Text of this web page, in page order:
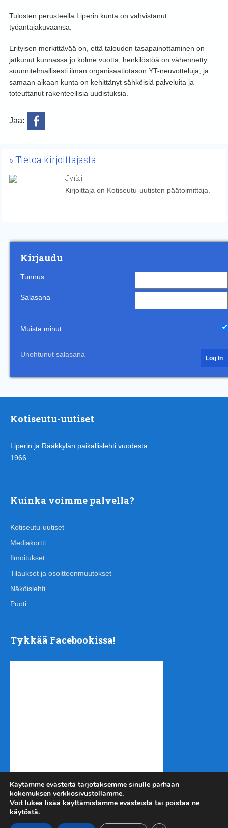
Tulosten perusteella Liperin kunta on vahvistanut
työantajakuvaansa.
Erityisen merkittävää on, että talouden tasapainottaminen on
jatkunut kunnassa jo kolme vuotta, henkilöstöä on vähennetty
suunnitelmallisesti ilman organisaatiotason YT-neuvotteluja, ja
samaan aikaan kunta on kehittänyt sähköisiä palveluita ja
toteuttanut rakenteellisia uudistuksia.
Jaa:
Tietoa kirjoittajasta
Jyrki
Kirjoittaja on Kotiseutu-uutisten päätoimittaja.
Kirjaudu
Tunnus
Salasana
Muista minut
Unohtunut salasana
Kotiseutu-uutiset
Liperin ja Rääkkylän paikallislehti vuodesta
1966.
Kuinka voimme palvella?
Kotiseutu-uutiset
Mediakortti
Ilmoitukset
Tilaukset ja osoitteenmuutokset
Näköislehti
Puoti
Tykkää Facebookissa!
Käytämme evästeitä tarjotaksemme sinulle parhaan
kokemuksen verkkosivustollamme.
Voit lukea lisää käyttämistämme evästeistä tai poistaa ne
käytöstä.